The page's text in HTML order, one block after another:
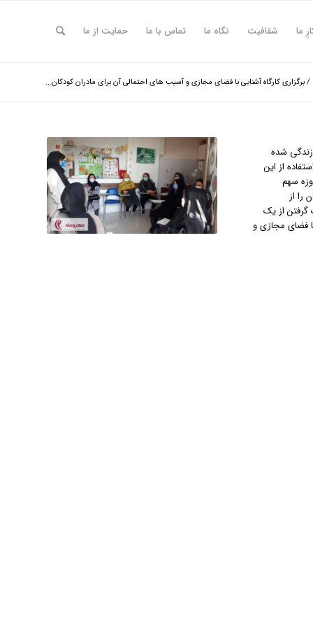
ما شفافیت نگاه ما تماس با ما حمایت از ما
/برگزاری کارگاه آشنایی با فضای مجازی و آسیب های احتمالی آن برای مادران کودکان...
شده
از این
سهم
را از
گرفتن از یک
فضای مجازی و